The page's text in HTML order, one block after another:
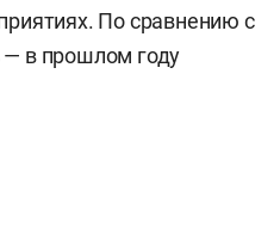
По сравнению с
— в прошлом году